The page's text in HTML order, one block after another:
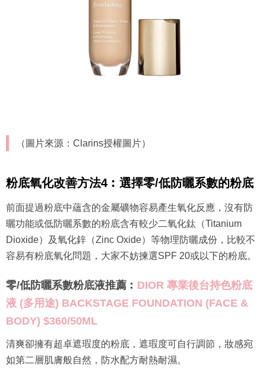
（圖片來源：Clarins授權圖片）
粉底氧化改善方法4︰選擇零/低防曬系數的粉底
前面提過粉底中蘊含的金屬礦物容易產生氧化反應，沒有防
曬功能或低防曬系數的粉底含有較少二氧化鈦（Titanium
Dioxide）及氧化鋅（Zinc Oxide）等物理防曬成份，比較不
容易有粉底氧化問題，大家不妨揀選SPF 20或以下的粉底。
零/低防曬系數粉底液推薦︰ DIOR 專業後台持色粉底
液 (多用途) BACKSTAGE FOUNDATION (FACE &
BODY) $360/50ML
清爽卻擁有超卓遮瑕度的粉底，遮瑕度可自行調節，妝感宛
如第二層肌膚般自然，防水配方耐熱耐濕。